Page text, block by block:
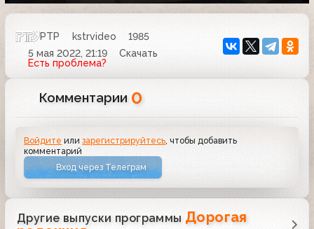
РТР kstrvideo
1985
5 мая 2022, 21:19
Скачать
Есть проблема?
Комментарии 0
Войдите илизарегистрируйтесь, чтобы добавить
комментарий
Вход через Телеграм
Другие выпуски программы Дорогая